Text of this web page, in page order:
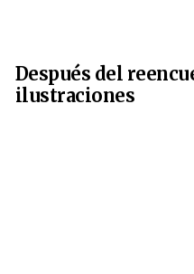
Después del
ilustraciones